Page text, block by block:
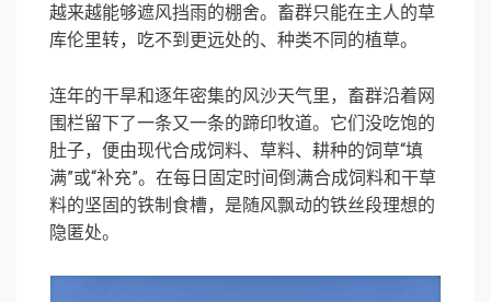
越来越能够遮风挡雨的棚舍。畜群只能在主人的草
库伦里转，吃不到更远处的、种类不同的植草。
连年的干旱和逐年密集的风沙天气里，畜群沿着网
围栏留下了一条又一条的蹄印牧道。它们没吃饱的
肚子，便由现代合成饲料、草料、耕种的饲草“填
满”或“补充”。在每日固定时间倒满合成饲料和干草
料的坚固的铁制食槽，是随风飘动的铁丝段理想的
隐匿处。